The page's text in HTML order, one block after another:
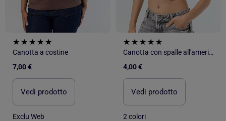
Canotta a costine
7,00 €
Vedi prodotto
Exclu Web
Canotta con spalle all'americana
4,00 €
Vedi prodotto
2 colori